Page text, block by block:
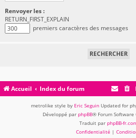
Renvoyer les :
RETURN_FIRST_EXPLAIN
premiers caractères des messages
Accueil Index du forum
metrolike style by Eric Seguin Updated for
Développé par phpBB® Forum
Traduit par phpBB-
Confidentialité |